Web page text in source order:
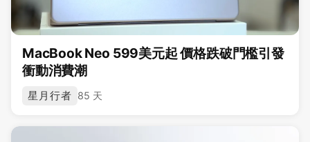
MacBook Neo 599美元起 價格跌破門檻引發
衝動消費潮
星月行者 85 天